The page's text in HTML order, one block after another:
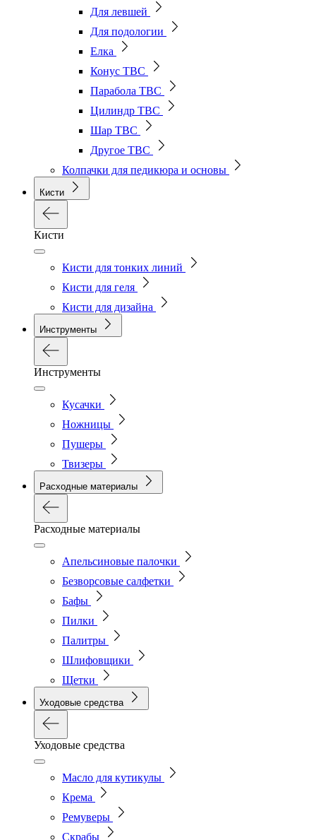
Для левшей
Для подологии
Елка
Конус ТВС
Парабола ТВС
Цилиндр ТВС
Шар ТВС
Другое ТВС
Колпачки для педикюра и основы
Кисти
Кисти
Кисти для тонких линий
Кисти для геля
Кисти для дизайна
Инструменты
Инструменты
Кусачки
Ножницы
Пушеры
Твизеры
Расходные материалы
Расходные материалы
Апельсиновые палочки
Безворсовые салфетки
Бафы
Пилки
Палитры
Шлифовщики
Щетки
Уходовые средства
Уходовые средства
Масло для кутикулы
Крема
Ремуверы
Скрабы